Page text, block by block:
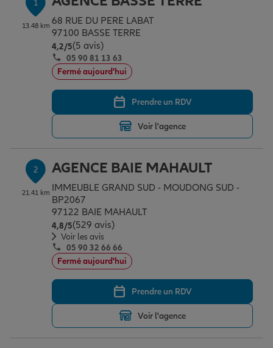
Assurance emprunteur
Prévoyance et dépendance
Assurance animal de compagnie
Protection de la famille
Protection juridique
Épargne & retraite
Plan épargne retraite
Assurance vie
Placements financiers
Investissements immobiliers
Transmission
Vos projets
Partir en vacances
Déménager
Changer de voiture
Départ à la retraite
Préparer l’avenir
Conseil assurance
Outre-mer
Assurance auto
Assurance habitation
Le Pack Famille
Garantie des accidents de la vie
Professionnels
Allianz en France
1
13.48 km 68 RUE DU PERE LABAT
97100 BASSE TERRE
4,2/5Note de 4.2 sur 5
(5 avis)
05 90 81 13 63
Fermé aujourd'hui
Prendre un RDV
Voir l'agence
2
21.41 km
AGENCE BAIE MAHAULT
IMMEUBLE GRAND SUD - MOUDONG SUD -
BP2067
97122 BAIE MAHAULT
4,8/5Note de 4.8 sur 5
(529 avis)
Voir les avis
05 90 32 66 66
Fermé aujourd'hui
Prendre un RDV
Voir l'agence